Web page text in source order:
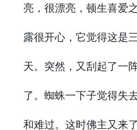
亮，很漂亮，顿生喜爱
露很开心，它觉得这是
天。突然，又刮起了一
了。蜘蛛一下子觉得失
和难过。这时佛主又来